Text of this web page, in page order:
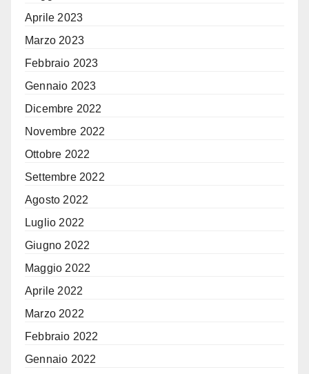
Aprile 2023
Marzo 2023
Febbraio 2023
Gennaio 2023
Dicembre 2022
Novembre 2022
Ottobre 2022
Settembre 2022
Agosto 2022
Luglio 2022
Giugno 2022
Maggio 2022
Aprile 2022
Marzo 2022
Febbraio 2022
Gennaio 2022